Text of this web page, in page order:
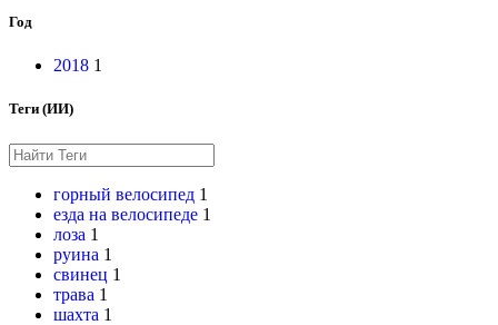
Год
2018 1
Теги (ИИ)
горный велосипед 1
езда на велосипеде 1
лоза 1
руина 1
свинец 1
трава 1
шахта 1